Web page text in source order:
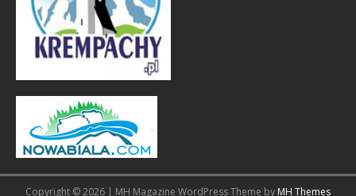
Copyright © 2026 | MH Magazine WordPress Theme by MH Themes